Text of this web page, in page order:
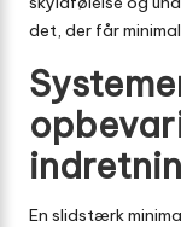
det, der får
En slidstærk